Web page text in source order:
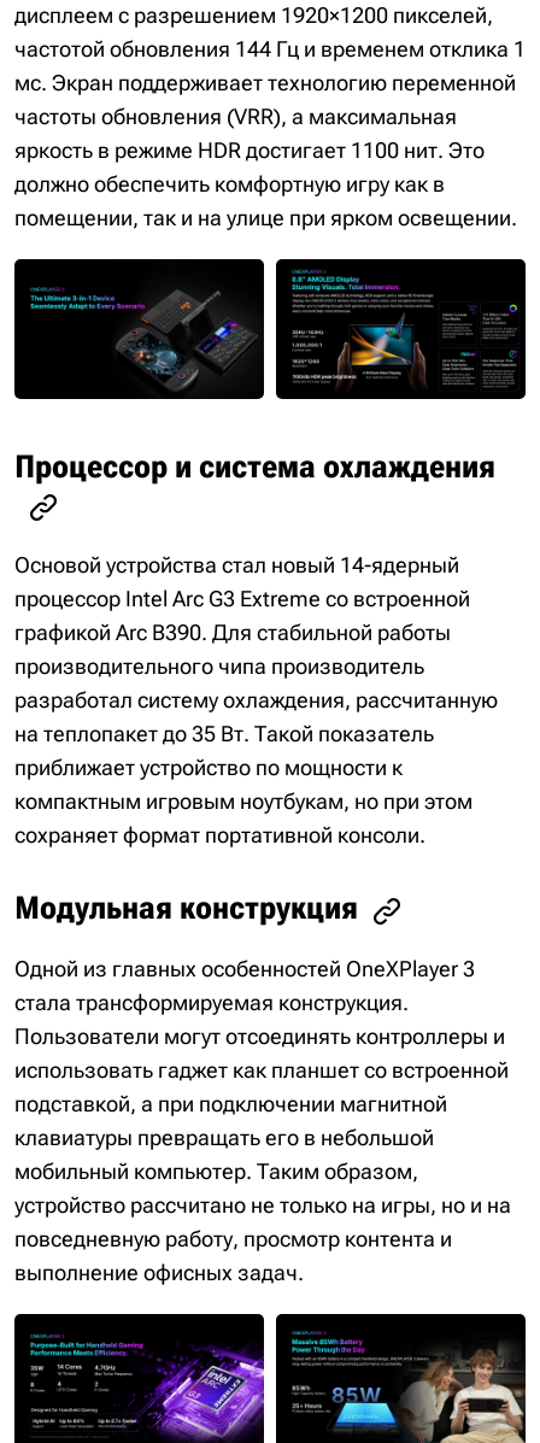
дисплеем с разрешением 1920×1200 пикселей,
частотой обновления 144 Гц и временем отклика 1
мс. Экран поддерживает технологию переменной
частоты обновления (VRR), а максимальная
яркость в режиме HDR достигает 1100 нит. Это
должно обеспечить комфортную игру как в
помещении, так и на улице при ярком освещении.
Процессор и система охлаждения
Основой устройства стал новый 14-ядерный
процессор Intel Arc G3 Extreme со встроенной
графикой Arc B390. Для стабильной работы
производительного чипа производитель
разработал систему охлаждения, рассчитанную
на теплопакет до 35 Вт. Такой показатель
приближает устройство по мощности к
компактным игровым ноутбукам, но при этом
сохраняет формат портативной консоли.
Модульная конструкция
Одной из главных особенностей OneXPlayer 3
стала трансформируемая конструкция.
Пользователи могут отсоединять контроллеры и
использовать гаджет как планшет со встроенной
подставкой, а при подключении магнитной
клавиатуры превращать его в небольшой
мобильный компьютер. Таким образом,
устройство рассчитано не только на игры, но и на
повседневную работу, просмотр контента и
выполнение офисных задач.